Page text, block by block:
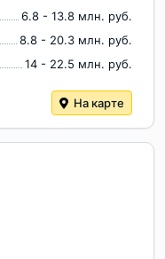
6.8 - 13.8 млн. руб.
8.8 - 20.3 млн. руб.
14 - 22.5 млн. руб.
На карте